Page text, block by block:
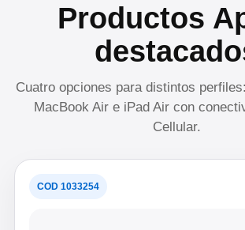
Productos
Cuatro opciones para distintos
MacBook Air e iPad Air con
Cellular.
COD 1033254